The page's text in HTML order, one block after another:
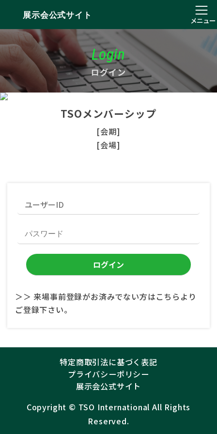
展示会公式サイト
メニュー
Login
ログイン
TSOメンバーシップ
[会期]
[会場]
＞＞ 来場事前登録がお済みでない方はこちらより
ご登録下さい。
特定商取引法に基づく表記
プライバシーポリシー
展示会公式サイト
Copyright ©︎ TSO International All Rights
Reserved.